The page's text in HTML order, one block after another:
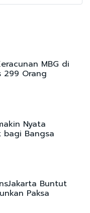
MBG di
299 Orang
Nyata
bagi Bangsa
Buntut
Paksa